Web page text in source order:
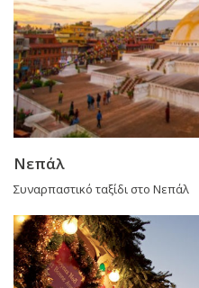
Νεπάλ
Συναρπαστικό ταξίδι στο Νεπάλ